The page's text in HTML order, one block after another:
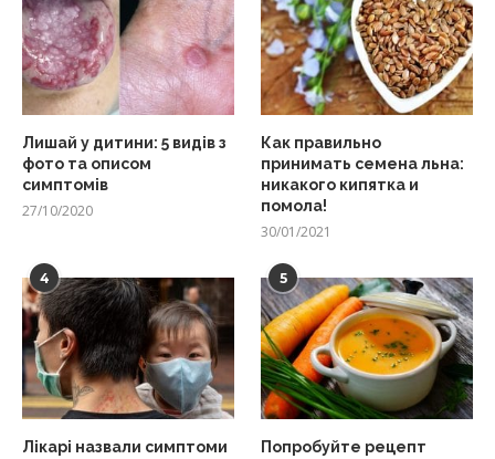
Лишай у дитини: 5 видів з
фото та описом
симптомів
27/10/2020
Как правильно
принимать семена льна:
никакого кипятка и
помола!
30/01/2021
4
Лікарі назвали симптоми
5
Попробуйте рецепт